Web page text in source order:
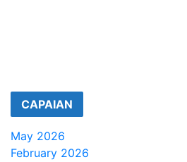
CAPAIAN
May 2026
February 2026